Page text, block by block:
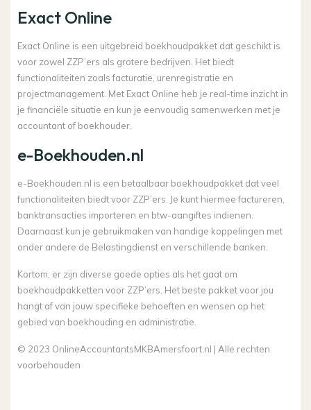
Exact Online
Exact Online is een uitgebreid boekhoudpakket dat geschikt is
voor zowel ZZP’ers als grotere bedrijven. Het biedt
functionaliteiten zoals facturatie, urenregistratie en
projectmanagement. Met Exact Online heb je real-time inzicht in
je financiële situatie en kun je eenvoudig samenwerken met je
accountant of boekhouder.
e-Boekhouden.nl
e-Boekhouden.nl is een betaalbaar boekhoudpakket dat veel
functionaliteiten biedt voor ZZP’ers. Je kunt hiermee factureren,
banktransacties importeren en btw-aangiftes indienen.
Daarnaast kun je gebruikmaken van handige koppelingen met
onder andere de Belastingdienst en verschillende banken.
Kortom, er zijn diverse goede opties als het gaat om
boekhoudpakketten voor ZZP’ers. Het beste pakket voor jou
hangt af van jouw specifieke behoeften en wensen op het
gebied van boekhouding en administratie.
© 2023 OnlineAccountantsMKBAmersfoort.nl | Alle rechten
voorbehouden